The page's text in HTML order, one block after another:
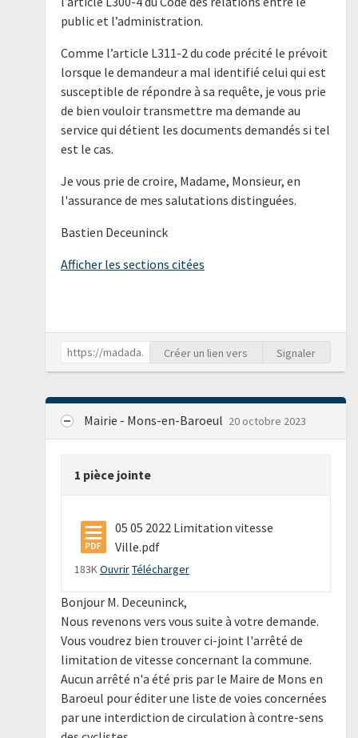
public et l’administration.
Comme l’article L311-2 du code précité le prévoit
lorsque le demandeur a mal identifié celui qui est
susceptible de répondre à sa requête, je vous prie
de bien vouloir transmettre ma demande au
service qui détient les documents demandés si tel
est le cas.
Je vous prie de croire, Madame, Monsieur, en
l'assurance de mes salutations distinguées.
Bastien Deceuninck
Afficher les sections citées
Créer un lien vers Signaler
Mairie - Mons-en-Baroeul 20 octobre 2023
1 pièce jointe
05 05 2022 Limitation vitesse
Ville.pdf
183KOuvrirTélécharger
Bonjour M. Deceuninck,
Nous revenons vers vous suite à votre demande.
Vous voudrez bien trouver ci-joint l'arrêté de
limitation de vitesse concernant la commune.
Aucun arrêté n'a été pris par le Maire de Mons en
Baroeul pour éditer une liste de voies concernées
par une interdiction de circulation à contre-sens